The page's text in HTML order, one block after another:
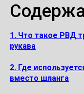
1. Что такое РВД
рукава
2. Где
вместо шланга